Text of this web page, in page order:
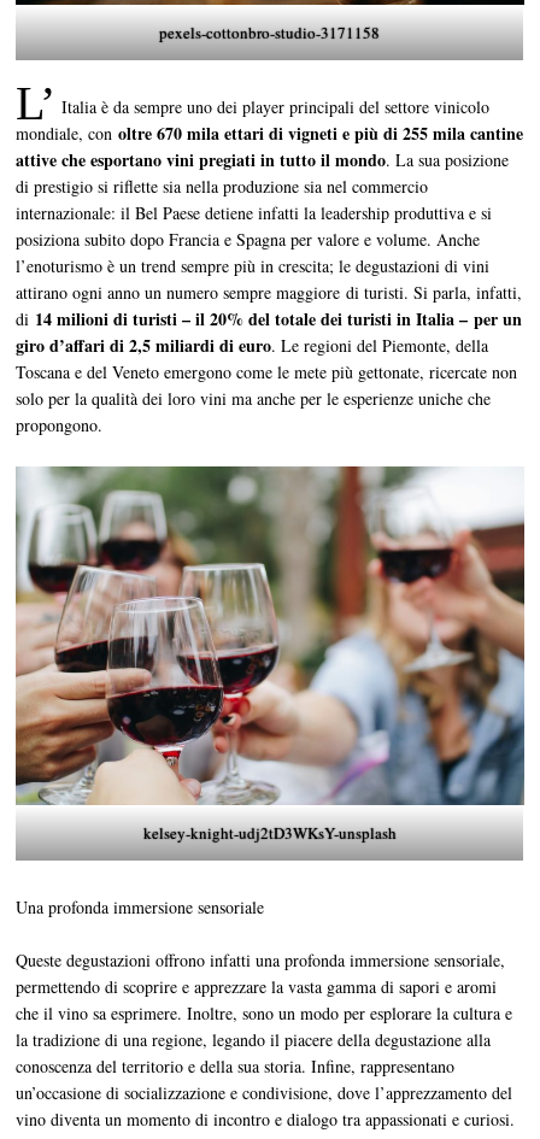
pexels-cottonbro-studio-3171158
L’ Italia è da sempre uno dei player principali del settore vinicolo
mondiale, con oltre 670 mila ettari di vigneti e più di 255 mila cantine
attive che esportano vini pregiati in tutto il mondo. La sua posizione
di prestigio si riflette sia nella produzione sia nel commercio
internazionale: il Bel Paese detiene infatti la leadership produttiva e si
posiziona subito dopo Francia e Spagna per valore e volume. Anche
l’enoturismo è un trend sempre più in crescita; le degustazioni di vini
attirano ogni anno un numero sempre maggiore di turisti. Si parla, infatti,
di 14 milioni di turisti – il 20% del totale dei turisti in Italia – per un
giro d’affari di 2,5 miliardi di euro. Le regioni del Piemonte, della
Toscana e del Veneto emergono come le mete più gettonate, ricercate non
solo per la qualità dei loro vini ma anche per le esperienze uniche che
propongono.
kelsey-knight-udj2tD3WKsY-unsplash
Una profonda immersione sensoriale
Queste degustazioni offrono infatti una profonda immersione sensoriale,
permettendo di scoprire e apprezzare la vasta gamma di sapori e aromi
che il vino sa esprimere. Inoltre, sono un modo per esplorare la cultura e
la tradizione di una regione, legando il piacere della degustazione alla
conoscenza del territorio e della sua storia. Infine, rappresentano
un’occasione di socializzazione e condivisione, dove l’apprezzamento del
vino diventa un momento di incontro e dialogo tra appassionati e curiosi.